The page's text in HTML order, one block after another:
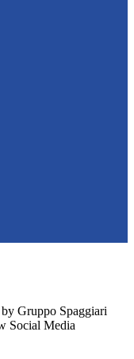
Gruppo Spaggiari
Social Media